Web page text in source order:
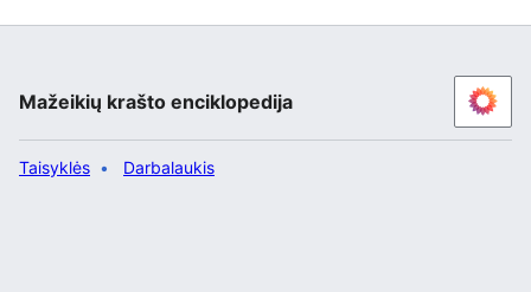
Mažeikių krašto enciklopedija
Taisyklės Darbalaukis